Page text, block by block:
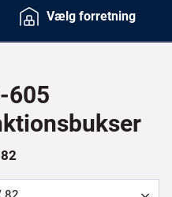
Vælg forretning
605